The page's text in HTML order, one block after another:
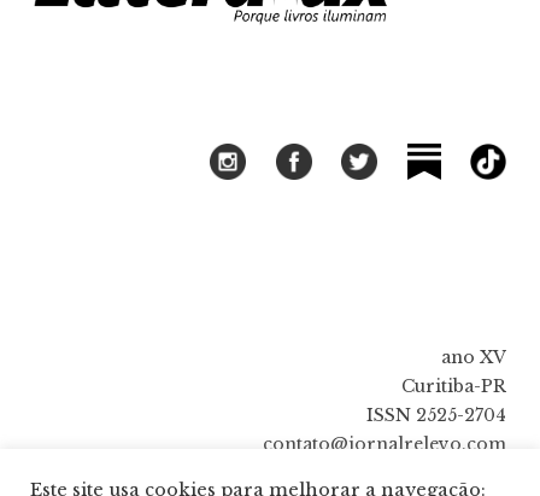
ano XV
Curitiba-PR
ISSN 2525-2704
contato@jornalrelevo.com
Este site usa cookies para melhorar a navegação: